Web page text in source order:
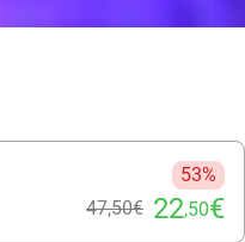
53%
47,50€ 22,50€